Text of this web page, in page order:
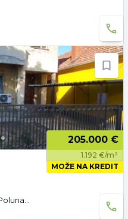
205.000 €
1.192 €/m²
MOŽE NA KREDIT
Agencija • Dvoetažna • Uknjižen • Polunamešteno • Podrum